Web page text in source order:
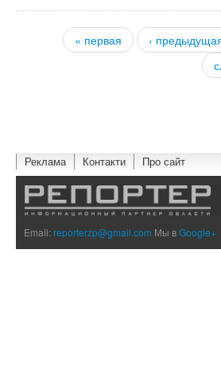
Страницы
« первая ‹
Реклама Контакти Про сайт
Email:reporterzp@gmail.com Мы вGoogle+